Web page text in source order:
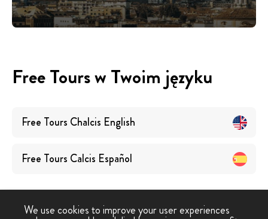
Free Tours w Twoim języku
Free Tours Chalcis English
Free Tours Calcis Español
We use cookies to improve your user experiences